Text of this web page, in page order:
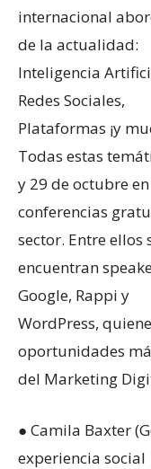
internacional
de la actualidad:
Inteligencia
Redes Sociales,
Plataformas ¡y
Todas estas
y 29 de octubre en
conferencias
sector. Entre ellos
encuentran
Google, Rappi y
WordPress,
oportunidades
del Marketing
● Camila Baxter
experiencia social